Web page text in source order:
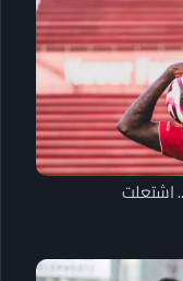
اشتعلت